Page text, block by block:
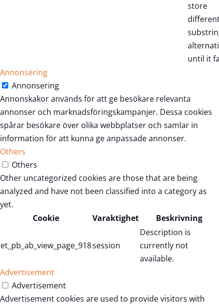
store
until it
Annonsering
Annonsering
Annonskakor används för att ge besökare relevanta
annonser och marknadsföringskampanjer. Dessa cookies
spårar besökare över olika webbplatser och samlar in
information för att kunna ge anpassade annonser.
Others
Others
Other uncategorized cookies are those that are being
analyzed and have not been classified into a category as
yet.
Cookie
Varaktighet Beskrivning
et_pb_ab_view_page_918session
Description is
currently not
available.
Advertisement
Advertisement
Advertisement cookies are used to provide visitors with